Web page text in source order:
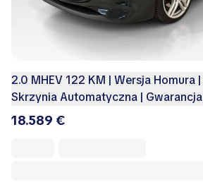
2.0 MHEV 122 KM | Wersja Homura |
Skrzynia Automatyczna | Gwarancja
18.589 €